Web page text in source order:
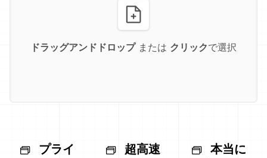
ドラッグアンドドロップ または クリックで選択
プライ
超高速
本当に